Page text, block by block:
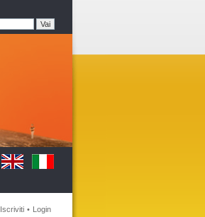
Iscriviti • Login